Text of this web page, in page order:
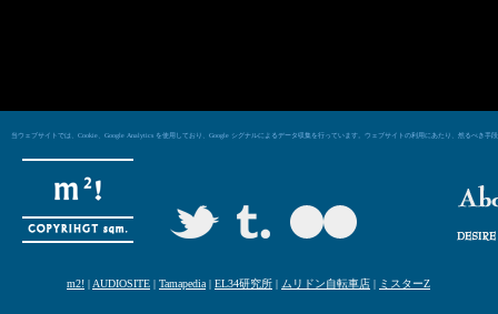
当ウェブサイトでは、Cookie、Google Analytics を使用しており、Google シグナルによるデータ収集を行っています。ウェブサイトの利用にあたり、然るべき
m2! | AUDIOSITE | Tamapedia | EL34研究所 | ムリドン自転車店 | ミスターZ